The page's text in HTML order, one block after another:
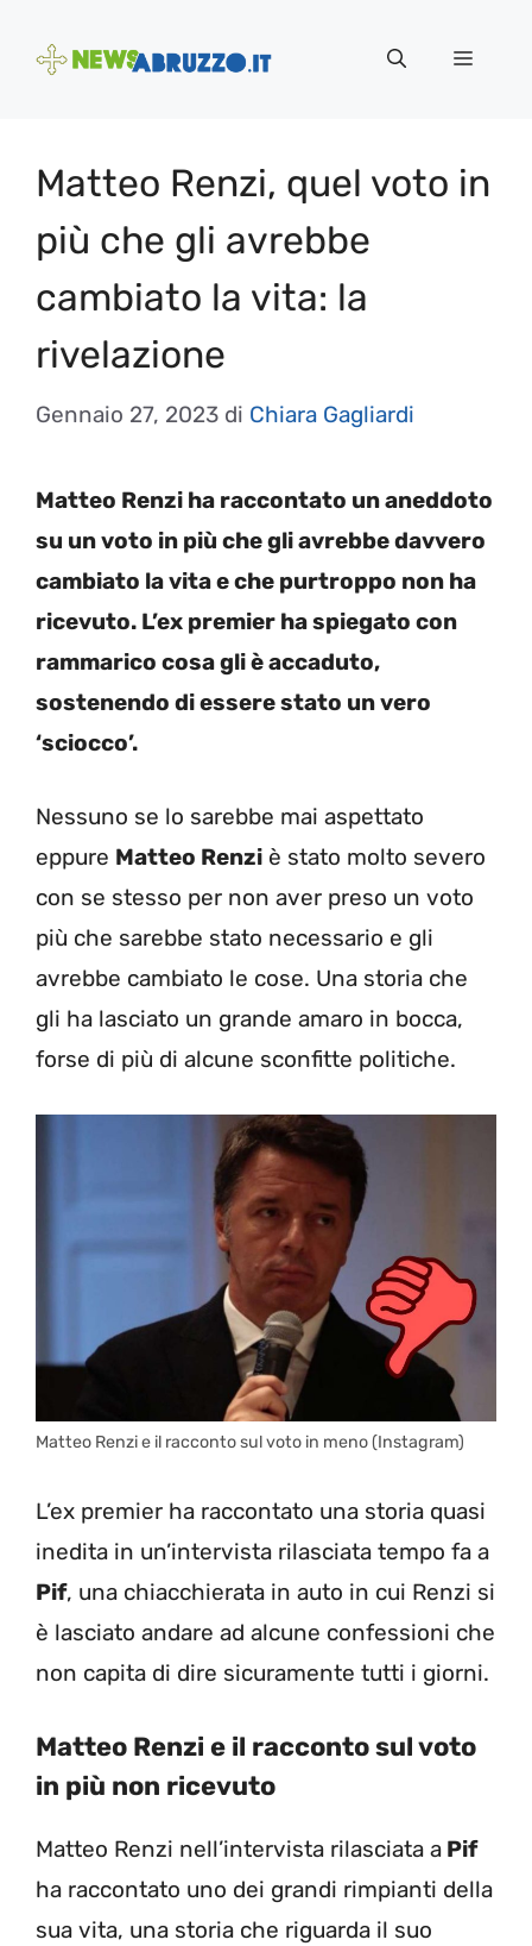
Menu
Matteo Renzi, quel voto in
più che gli avrebbe
cambiato la vita: la
rivelazione
Gennaio 27, 2023 di Chiara Gagliardi
Matteo Renzi ha raccontato un aneddoto
su un voto in più che gli avrebbe davvero
cambiato la vita e che purtroppo non ha
ricevuto. L’ex premier ha spiegato con
rammarico cosa gli è accaduto,
sostenendo di essere stato un vero
‘sciocco’.
Nessuno se lo sarebbe mai aspettato
eppure Matteo Renzi è stato molto severo
con se stesso per non aver preso un voto
più che sarebbe stato necessario e gli
avrebbe cambiato le cose. Una storia che
gli ha lasciato un grande amaro in bocca,
forse di più di alcune sconfitte politiche.
Matteo Renzi e il racconto sul voto in meno (Instagram)
L’ex premier ha raccontato una storia quasi
inedita in un’intervista rilasciata tempo fa a
Pif, una chiacchierata in auto in cui Renzi si
è lasciato andare ad alcune confessioni che
non capita di dire sicuramente tutti i giorni.
Matteo Renzi e il racconto sul voto
in più non ricevuto
Matteo Renzi nell’intervista rilasciata a Pif
ha raccontato uno dei grandi rimpianti della
sua vita, una storia che riguarda il suo